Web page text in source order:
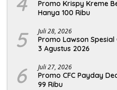
Promo Krispy Kreme
Hanya 100 Ribu
5 Juli 28, 2026
Promo Lawson
3 Agustus 2026
6 Juli 27, 2026
Promo CFC Payday
99 Ribu